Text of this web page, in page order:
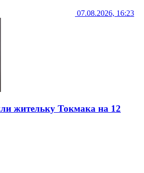
07.08.2026, 16:23
жительку Токмака на 12